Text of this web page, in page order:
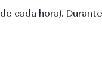
cada hora).